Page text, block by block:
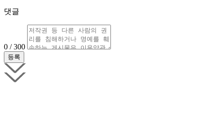
댓글
0 / 300